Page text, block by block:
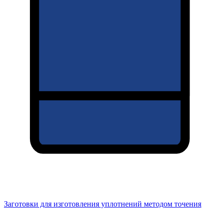
Заготовки для изготовления уплотнений методом точения